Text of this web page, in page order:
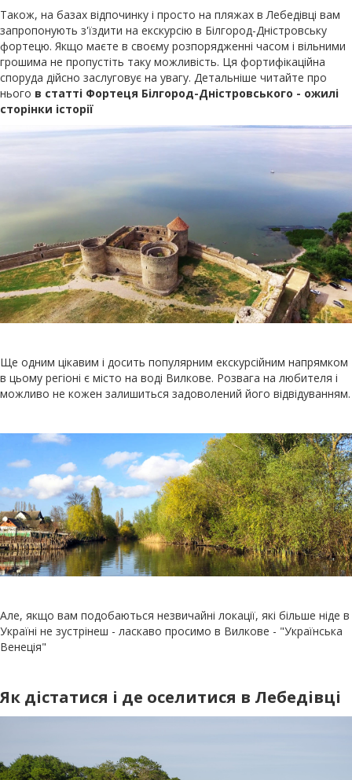
Також, на базах відпочинку і просто на пляжах в Лебедівці вам
запропонують з'їздити на екскурсію в Білгород-Дністровську
фортецю. Якщо маєте в своєму розпорядженні часом і вільними
грошима не пропустіть таку можливість. Ця фортифікаційна
споруда дійсно заслуговує на увагу. Детальніше читайте про
нього в статті Фортеця Білгород-Дністровського - ожилі
сторінки історії
Ще одним цікавим і досить популярним екскурсійним напрямком
в цьому регіоні є місто на воді Вилкове. Розвага на любителя і
можливо не кожен залишиться задоволений його відвідуванням.
Але, якщо вам подобаються незвичайні локації, які більше ніде в
Україні не зустрінеш - ласкаво просимо в Вилкове - "Українська
Венеція"
Як дістатися і де оселитися в Лебедівці